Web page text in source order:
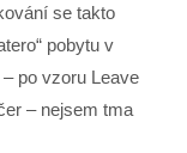
se takto
pobytu v
po vzoru Leave
– nejsem tma